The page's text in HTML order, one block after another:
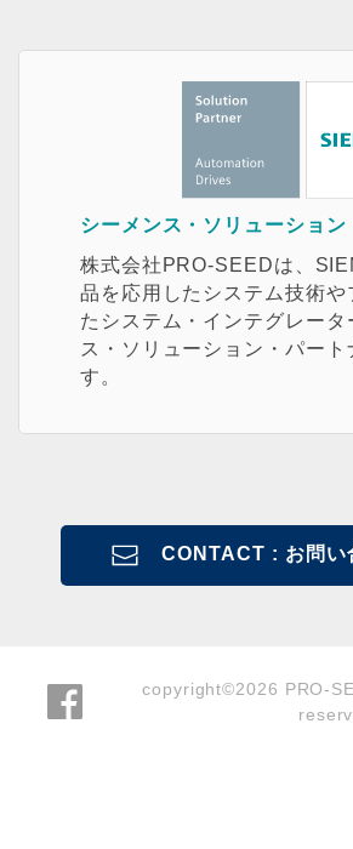
シーメンス・ソリューション
株式会社PRO-SEEDは、
品を応用したシステム技術
たシステム・インテグレー
ス・ソリューション・パー
す。
CONTACT : お問い
copyright©2026 PRO-